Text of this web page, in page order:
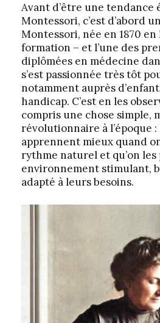
Avant d’être une tendance
Montessori, c’est d’abord
Montessori, née en 1870
formation – et l’une des
diplômées en médecine
s’est passionnée très tôt
notamment auprès
handicap. C’est en les
compris une chose simple,
révolutionnaire à l’époque
apprennent mieux quand
rythme naturel et qu’on les
environnement stimulant,
adapté à leurs besoins.